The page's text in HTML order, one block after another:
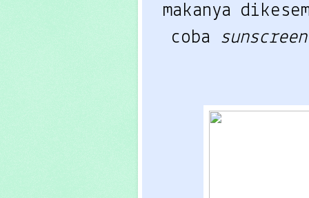
makanya
coba sunscreen